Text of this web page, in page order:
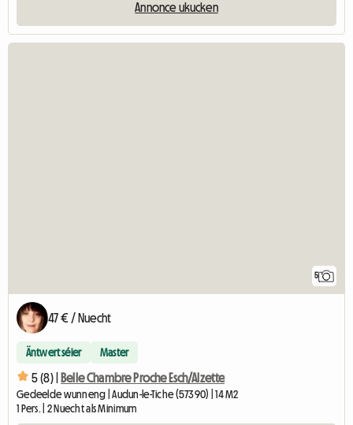
Annonce ukucken
5
47 € / Nuecht
Äntwert séier Master
5 (8) | Belle Chambre Proche Esch/Alzette
Gedeelde wunneng | Audun-le-Tiche (57390) | 14 M2
1 Pers. | 2 Nuecht als Minimum